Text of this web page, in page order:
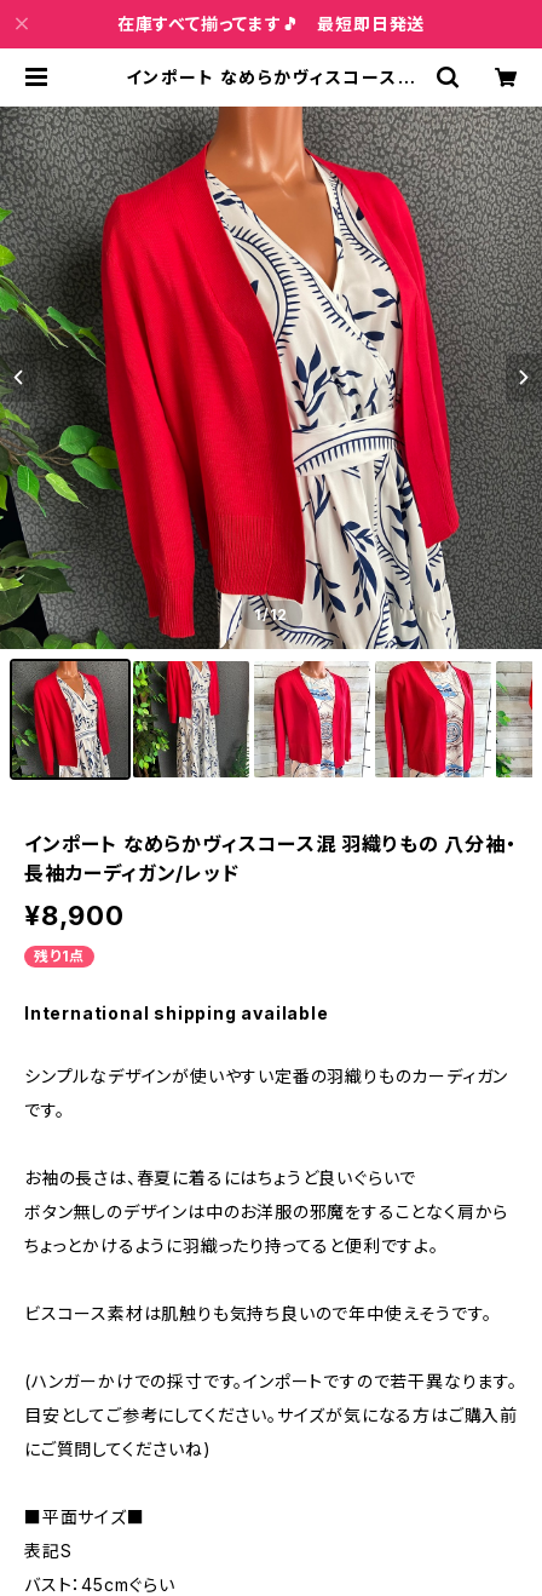
在庫すべて揃ってます🎵 最短即日発送
インポート なめらかヴィスコース混
ン/レッド | インポートファッション＆
ジュエリー Wish Bone VIP
1/12
インポート なめらかヴィスコース混 羽織りもの 八分袖・
長袖カーディガン/レッド
¥8,900
残り1点
International shipping available
シンプルなデザインが使いやすい定番の羽織りものカーディガン
です。
お袖の長さは、春夏に着るにはちょうど良いぐらいで
ボタン無しのデザインは中のお洋服の邪魔をすることなく肩から
ちょっとかけるように羽織ったり持ってると便利ですよ。
ビスコース素材は肌触りも気持ち良いので年中使えそうです。
(ハンガーかけでの採寸です。インポートですので若干異なります。
目安としてご参考にしてください。サイズが気になる方はご購入前
にご質問してくださいね)
■平面サイズ■
表記S
バスト：45cmぐらい